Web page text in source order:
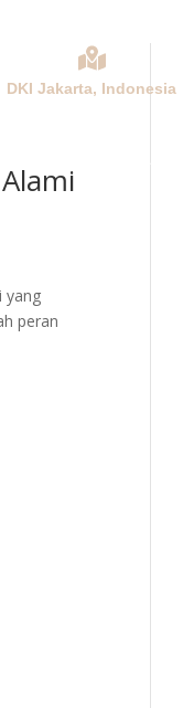
DKI Jakarta, Indonesia
yang
peran